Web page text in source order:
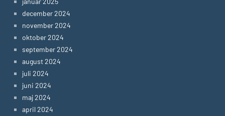
december 2024
november 2024
oktober 2024
september 2024
august 2024
juli 2024
juni 2024
maj 2024
april 2024